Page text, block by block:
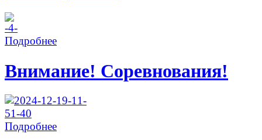
Подробнее
Внимание! Соревнования!
Подробнее